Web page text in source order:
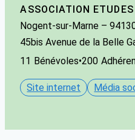
ASSOCIATION
Nogent-sur-Marne –
45bis Avenue de la Belle
11 Bénévoles•200
Site internet Média